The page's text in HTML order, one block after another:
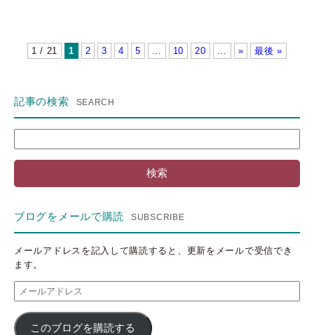
1 / 21 1 2 3 4 5 ... 10 20 ... » 最後 »
記事の検索
索:
ブログをメールで購読
メールアドレスを記入して購読すると、更新をメールで受信でき
ます。
ー
ル
ア
このブログを購読する